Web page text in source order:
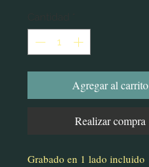
Agregar al carrito
Realizar compra
Grabado en 1 lado incluido